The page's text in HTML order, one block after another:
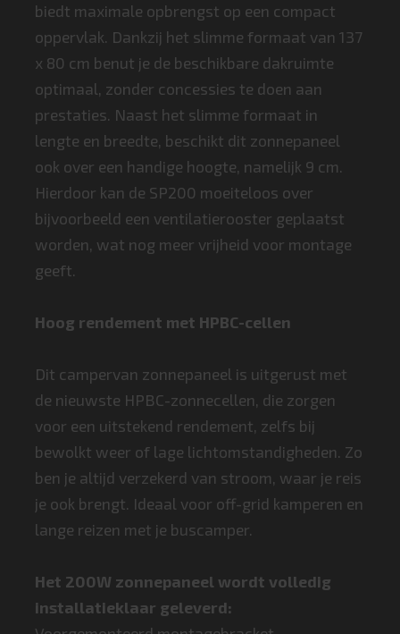
biedt maximale opbrengst op een compact
oppervlak. Dankzij het slimme formaat van 137
x 80 cm benut je de beschikbare dakruimte
optimaal, zonder concessies te doen aan
prestaties. Naast het slimme formaat in
lengte en breedte, beschikt dit zonnepaneel
ook over een handige hoogte, namelijk 9 cm.
Hierdoor kan de SP200 moeiteloos over
bijvoorbeeld een ventilatierooster geplaatst
worden, wat nog meer vrijheid voor montage
geeft.
Hoog rendement met HPBC-cellen
Dit campervan zonnepaneel is uitgerust met
de nieuwste HPBC-zonnecellen, die zorgen
voor een uitstekend rendement, zelfs bij
bewolkt weer of lage lichtomstandigheden. Zo
ben je altijd verzekerd van stroom, waar je reis
je ook brengt. Ideaal voor off-grid kamperen en
lange reizen met je buscamper.
Het 200W zonnepaneel wordt volledig
installatieklaar geleverd: